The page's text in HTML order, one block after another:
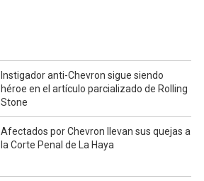
Instigador anti-Chevron sigue siendo
héroe en el artículo parcializado de Rolling
Stone
Afectados por Chevron llevan sus quejas a
la Corte Penal de La Haya